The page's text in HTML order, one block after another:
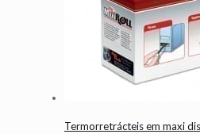
Termorretrácteis em maxi